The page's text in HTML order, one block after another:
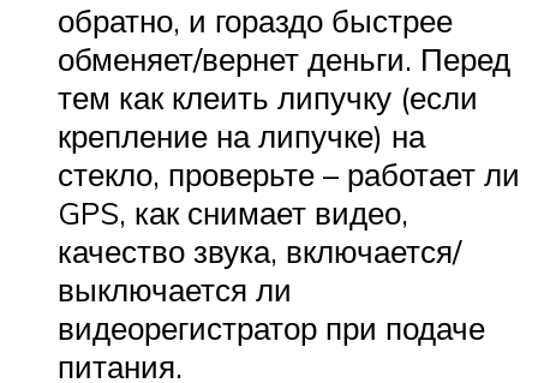
обратно, и гораздо быстрее
обменяет/вернет деньги. Перед
тем как клеить липучку (если
крепление на липучке) на
стекло, проверьте – работает ли
GPS, как снимает видео,
качество звука, включается/
выключается ли
видеорегистратор при подаче
питания.